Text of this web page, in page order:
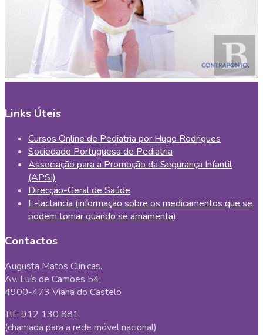
Links Úteis
Cursos Online de Pediatria por Hugo Rodrigues
Sociedade Portuguesa de Pediatria
Associação para a Promoção da Segurança Infantil
(APSI)
Direcção-Geral de Saúde
E-lactancia (informação sobre os medicamentos que se
podem tomar quando se amamenta)
Contactos
Augusta Matos Clínicas.
Av. Luís de Camões 54,
4900-473 Viana do Castelo
Tlf.: 912 130 881
(chamada para a rede móvel nacional)